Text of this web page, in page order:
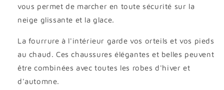
vous permet de marcher en toute sécurité sur la
neige glissante et la glace.
La fourrure à l'intérieur garde vos orteils et vos pieds
au chaud. Ces chaussures élégantes et belles peuvent
être combinées avec toutes les robes d'hiver et
d'automne.